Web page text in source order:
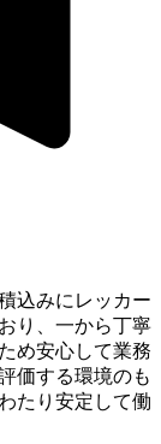
込みにレッカー
り、一から丁寧
め安心して業務
価する環境のも
たり安定して働